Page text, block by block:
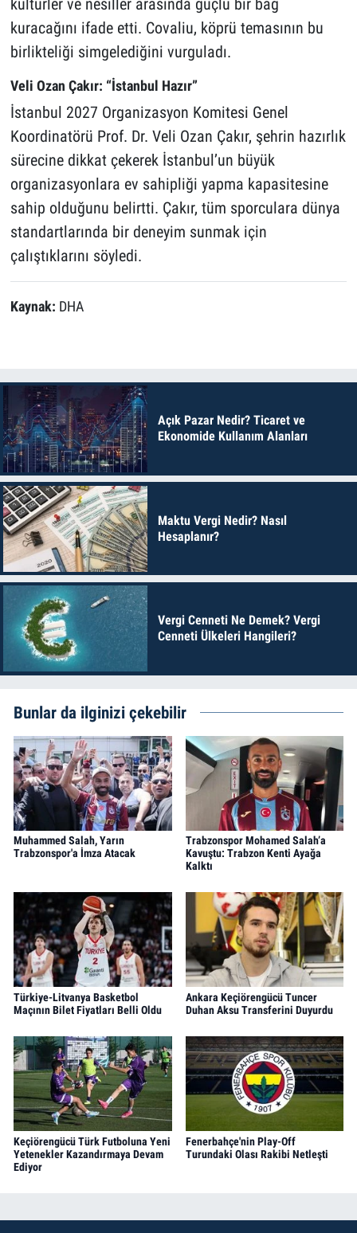
kuracağını ifade etti. Covaliu, köprü temasının bu
birlikteliği simgelediğini vurguladı.
Veli Ozan Çakır: “İstanbul Hazır”
İstanbul 2027 Organizasyon Komitesi Genel
Koordinatörü Prof. Dr. Veli Ozan Çakır, şehrin hazırlık
sürecine dikkat çekerek İstanbul’un büyük
organizasyonlara ev sahipliği yapma kapasitesine
sahip olduğunu belirtti. Çakır, tüm sporculara dünya
standartlarında bir deneyim sunmak için
çalıştıklarını söyledi.
Kaynak: DHA
Açık Pazar Nedir? Ticaret ve
Ekonomide Kullanım Alanları
Maktu Vergi Nedir? Nasıl
Hesaplanır?
Vergi Cenneti Ne Demek? Vergi
Cenneti Ülkeleri Hangileri?
Bunlar da ilginizi çekebilir
Muhammed Salah, Yarın
Trabzonspor'a İmza Atacak
Trabzonspor Mohamed Salah’a
Kavuştu: Trabzon Kenti Ayağa
Kalktı
Türkiye-Litvanya Basketbol
Maçının Bilet Fiyatları Belli Oldu
Ankara Keçiörengücü Tuncer
Duhan Aksu Transferini Duyurdu
Keçiörengücü Türk Futboluna Yeni
Yetenekler Kazandırmaya Devam
Ediyor
Fenerbahçe'nin Play-Off
Turundaki Olası Rakibi Netleşti